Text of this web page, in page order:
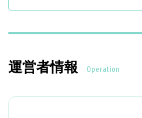
運営者情報 Operation